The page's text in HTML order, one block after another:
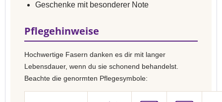
Geschenke mit besonderer Note
Pflegehinweise
Hochwertige Fasern danken es dir mit langer
Lebensdauer, wenn du sie schonend behandelst.
Beachte die genormten Pflegesymbole: